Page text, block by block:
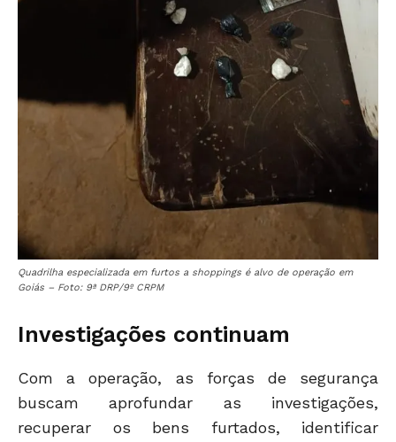
Quadrilha especializada em furtos a shoppings é alvo de operação em
Goiás – Foto: 9ª DRP/9º CRPM
Investigações continuam
Com a operação, as forças de segurança
buscam aprofundar as investigações,
recuperar os bens furtados, identificar